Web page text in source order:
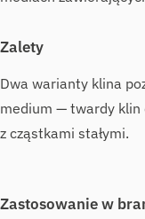
Zalety
Dwa warianty klina
medium — twardy klin
z cząstkami stałymi.
Zastosowanie w